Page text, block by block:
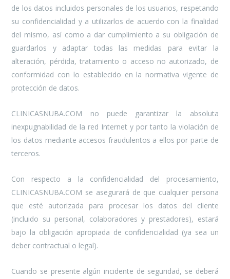
de los datos incluidos personales de los usuarios, respetando
su confidencialidad y a utilizarlos de acuerdo con la finalidad
del mismo, así como a dar cumplimiento a su obligación de
guardarlos y adaptar todas las medidas para evitar la
alteración, pérdida, tratamiento o acceso no autorizado, de
conformidad con lo establecido en la normativa vigente de
protección de datos.
CLINICASNUBA.COM no puede garantizar la absoluta
inexpugnabilidad de la red Internet y por tanto la violación de
los datos mediante accesos fraudulentos a ellos por parte de
terceros.
Con respecto a la confidencialidad del procesamiento,
CLINICASNUBA.COM se asegurará de que cualquier persona
que esté autorizada para procesar los datos del cliente
(incluido su personal, colaboradores y prestadores), estará
bajo la obligación apropiada de confidencialidad (ya sea un
deber contractual o legal).
Cuando se presente algún incidente de seguridad, se deberá